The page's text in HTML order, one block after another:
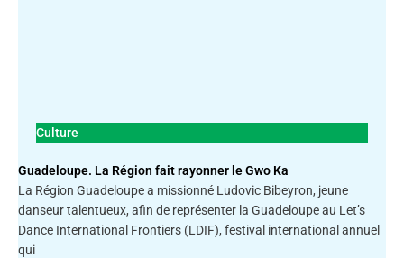
Culture
Guadeloupe. La Région fait rayonner le Gwo Ka
La Région Guadeloupe a missionné Ludovic Bibeyron, jeune
danseur talentueux, afin de représenter la Guadeloupe au Let’s
Dance International Frontiers (LDIF), festival international annuel
qui